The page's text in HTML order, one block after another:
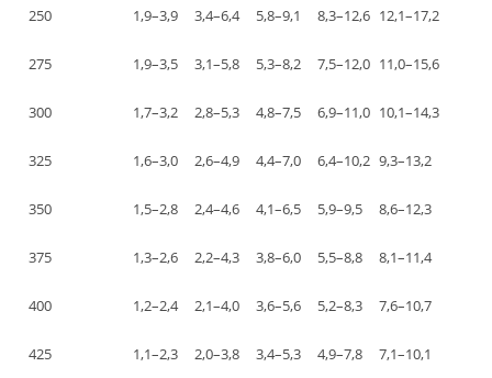
250 1,9–3,9 3,4–6,4 5,8–9,1 8,3–12,6 12,1–17,2
275 1,9–3,5 3,1–5,8 5,3–8,2 7,5–12,0 11,0–15,6
300 1,7–3,2 2,8–5,3 4,8–7,5 6,9–11,0 10,1–14,3
325 1,6–3,0 2,6–4,9 4,4–7,0 6,4–10,2 9,3–13,2
350 1,5–2,8 2,4–4,6 4,1–6,5 5,9–9,5 8,6–12,3
375 1,3–2,6 2,2–4,3 3,8–6,0 5,5–8,8 8,1–11,4
400 1,2–2,4 2,1–4,0 3,6–5,6 5,2–8,3 7,6–10,7
425 1,1–2,3 2,0–3,8 3,4–5,3 4,9–7,8 7,1–10,1